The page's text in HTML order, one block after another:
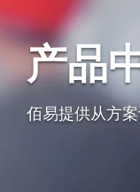
产品
佰易提供从方